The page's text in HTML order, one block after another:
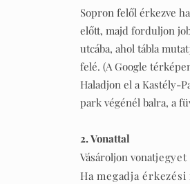
Sopron felől érkezve
előtt, majd forduljon
utcába, ahol tábla
felé.(A Google
Haladjon el a Kastély-
park végénél balra, a
2. Vonattal
Vásároljon vonatjegyet
Ha megadja érkezési